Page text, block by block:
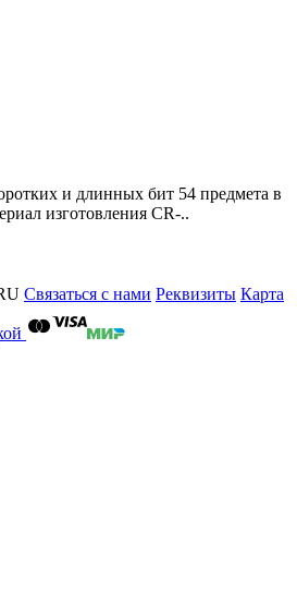
и длинных бит 54 предмета в
изготовления CR-..
Связаться с нами Реквизиты Карта